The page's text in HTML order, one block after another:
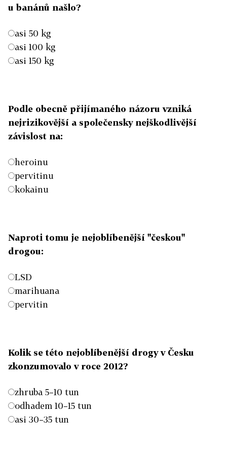
u banánů našlo?
asi 50 kg
asi 100 kg
asi 150 kg
Podle obecně přijímaného názoru vzniká
nejrizikovější a společensky nejškodlivější
závislost na:
heroinu
pervitinu
kokainu
Naproti tomu je nejoblíbenější "českou"
drogou:
LSD
marihuana
pervitin
Kolik se této nejoblíbenější drogy v Česku
zkonzumovalo v roce 2012?
zhruba 5–10 tun
odhadem 10–15 tun
asi 30–35 tun